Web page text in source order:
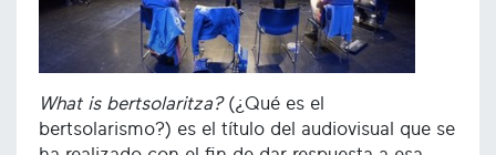
What is bertsolaritza?(¿Qué es el
bertsolarismo?) es el título del audiovisual que se